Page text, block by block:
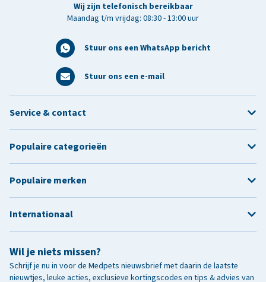
Wij zijn telefonisch bereikbaar
Maandag t/m vrijdag: 08:30 - 13:00 uur
Stuur ons een WhatsApp bericht
Stuur ons een e-mail
Wil je niets missen?
Schrijf je nu in voor de Medpets nieuwsbrief met daarin de laatste
nieuwtjes, leuke acties, exclusieve kortingscodes en tips & advies van
Service & contact
Populaire categorieën
Populaire merken
Internationaal